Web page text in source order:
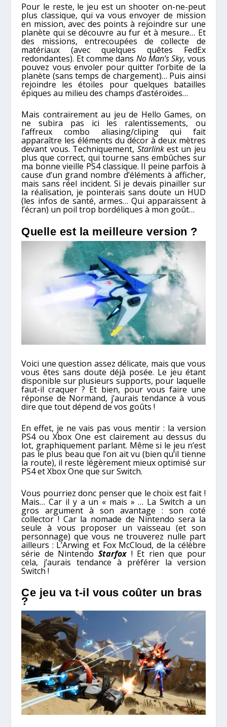
Pour le reste, le jeu est un shooter on-ne-peut
plus classique, qui va vous envoyer de mission
en mission, avec des points à rejoindre sur une
planète qui se découvre au fur et à mesure… Et
des missions, entrecoupées de collecte de
matériaux (avec quelques quêtes FedEx
redondantes). Et comme dans No Man’s Sky, vous
pouvez vous envoler pour quitter l’orbite de la
planète (sans temps de chargement)… Puis ainsi
rejoindre les étoiles pour quelques batailles
épiques au milieu des champs d’astéroïdes…
Mais contrairement au jeu de Hello Games, on
ne subira pas ici les ralentissements, ou
l’affreux combo aliasing/cliping qui fait
apparaître les éléments du décor à deux mètres
devant vous. Techniquement, Starlinkest un jeu
plus que correct, qui tourne sans embûches sur
ma bonne vieille PS4 classique. Il peine parfois à
cause d’un grand nombre d’éléments à afficher,
mais sans réel incident. Si je devais pinailler sur
la réalisation, je pointerais sans doute un HUD
(les infos de santé, armes… Qui apparaissent à
l’écran) un poil trop bordéliques à mon goût…
Quelle est la meilleure version ?
Voici une question assez délicate, mais que vous
vous êtes sans doute déjà posée. Le jeu étant
disponible sur plusieurs supports, pour laquelle
faut-il craquer ? Et bien, pour vous faire une
réponse de Normand, j’aurais tendance à vous
dire que tout dépend de vos goûts !
En effet, je ne vais pas vous mentir : la version
PS4 ou Xbox One est clairement au dessus du
lot, graphiquement parlant. Même si le jeu n’est
pas le plus beau que l’on ait vu (bien qu’il tienne
la route), il reste légèrement mieux optimisé sur
PS4 et Xbox One que sur Switch.
Vous pourriez donc penser que le choix est fait !
Mais… Car il y a un « mais » … La Switch a un
gros argument à son avantage : son coté
collector ! Car la nomade de Nintendo sera la
seule à vous proposer un vaisseau (et son
personnage) que vous ne trouverez nulle part
ailleurs : L’Arwing et Fox McCloud, de la célèbre
série de Nintendo Starfox! Et rien que pour
cela, j’aurais tendance à préférer la version
Switch !
Ce jeu va t-il vous coûter un bras
?